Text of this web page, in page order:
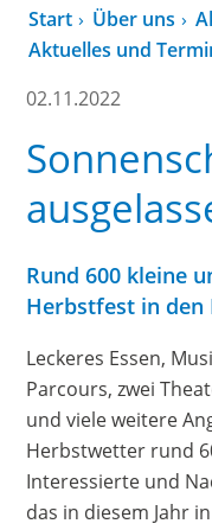
Start Über uns
Aktuelles und
02.11.2022
Rund 600 kleine
Herbstfest in den
Leckeres Essen,
Parcours, zwei
und viele weitere
Herbstwetter rund
Interessierte und
das in diesem Jahr